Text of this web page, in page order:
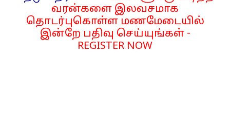
வரன்களை இலவசமாக
தொடர்புகொள்ள மணமேடையில்
இன்றே பதிவு செய்யுங்கள் -
REGISTER NOW